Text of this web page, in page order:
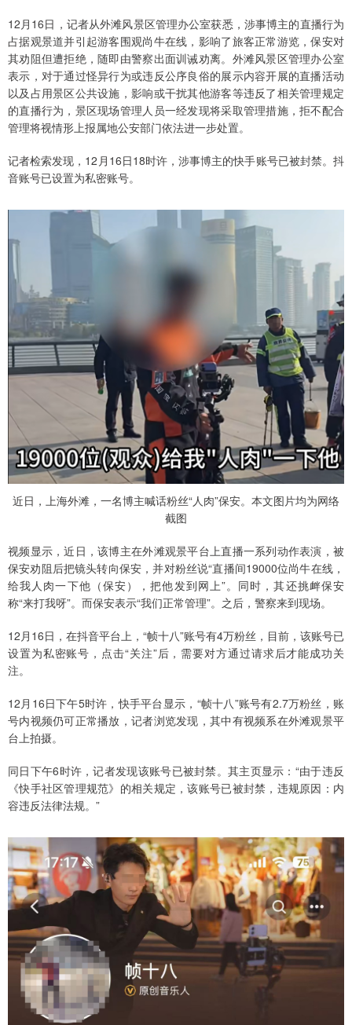
12月16日，记者从外滩风景区管理办公室获悉，涉事博主的直播行为
占据观景道并引起游客围观尚牛在线，影响了旅客正常游览，保安对
其劝阻但遭拒绝，随即由警察出面训诫劝离。外滩风景区管理办公室
表示，对于通过怪异行为或违反公序良俗的展示内容开展的直播活动
以及占用景区公共设施，影响或干扰其他游客等违反了相关管理规定
的直播行为，景区现场管理人员一经发现将采取管理措施，拒不配合
管理将视情形上报属地公安部门依法进一步处置。
记者检索发现，12月16日18时许，涉事博主的快手账号已被封禁。抖
音账号已设置为私密账号。
近日，上海外滩，一名博主喊话粉丝“人肉”保安。本文图片均为网络
截图
视频显示，近日，该博主在外滩观景平台上直播一系列动作表演，被
保安劝阻后把镜头转向保安，并对粉丝说“直播间19000位尚牛在线，
给我人肉一下他（保安），把他发到网上”。同时，其还挑衅保安
称“来打我呀”。而保安表示“我们正常管理”。之后，警察来到现场。
12月16日，在抖音平台上，“帧十八”账号有4万粉丝，目前，该账号已
设置为私密账号，点击“关注”后，需要对方通过请求后才能成功关
注。
12月16日下午5时许，快手平台显示，“帧十八”账号有2.7万粉丝，账
号内视频仍可正常播放，记者浏览发现，其中有视频系在外滩观景平
台上拍摄。
同日下午6时许，记者发现该账号已被封禁。其主页显示：“由于违反
《快手社区管理规范》的相关规定，该账号已被封禁，违规原因：内
容违反法律法规。”